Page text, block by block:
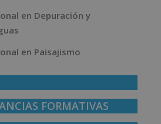
en Depuración y
en Paisajismo
FORMATIVAS